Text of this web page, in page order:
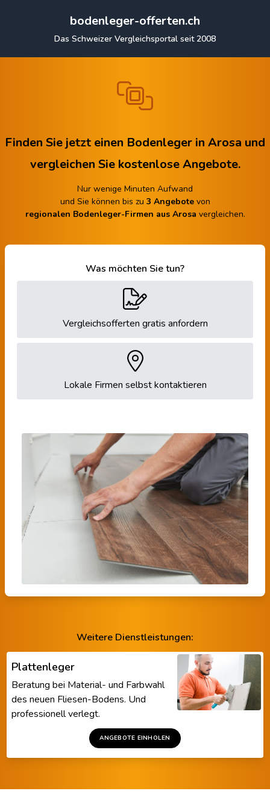
bodenleger-offerten.ch
Das Schweizer Vergleichsportal seit 2008
Finden Sie jetzt einen Bodenleger in Arosa und
vergleichen Sie kostenlose Angebote.
Nur wenige Minuten Aufwand
und Sie können bis zu 3 Angebotevon
regionalen Bodenleger-Firmen aus Arosa vergleichen.
Was möchten Sie tun?
Vergleichsofferten gratis anfordern
Lokale Firmen selbst kontaktieren
Weitere Dienstleistungen:
Plattenleger
Beratung bei Material- und Farbwahl
des neuen Fliesen-Bodens. Und
professionell verlegt.
ANGEBOTE EINHOLEN